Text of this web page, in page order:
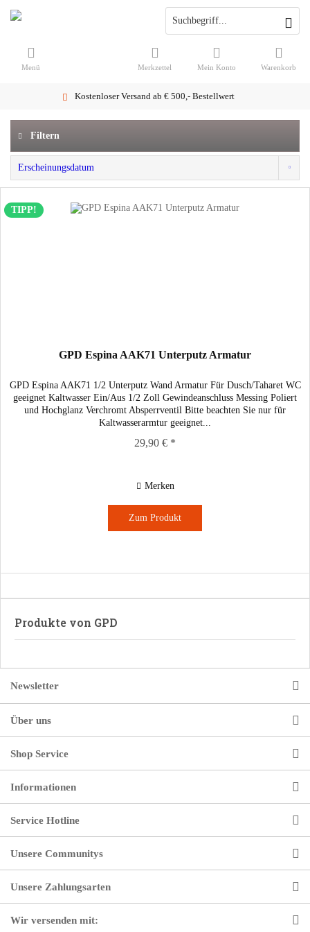
Kostenloser Versand ab € 500,- Bestellwert
Warenkorb
Merkzettel Mein Konto
Menü
Filtern
TIPP!
GPD Espina AAK71 Unterputz Armatur
GPD Espina AAK71 1/2 Unterputz Wand Armatur Für Dusch/Taharet WC
geeignet Kaltwasser Ein/Aus 1/2 Zoll Gewindeanschluss Messing Poliert
und Hochglanz Verchromt Absperrventil Bitte beachten Sie nur für
Kaltwasserarmtur geeignet...
29,90 € *
Merken
Zum Produkt
Produkte von GPD
Newsletter
Über uns
Shop Service
Informationen
Service Hotline
Unsere Communitys
Unsere Zahlungsarten
Wir versenden mit: